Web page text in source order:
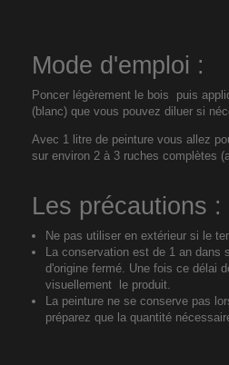
Mode d'emploi :
Poncer légèrement le bois puis
(blanc) que vous pouvez diluer si
Avec 1 litre de peinture vous allez
sur environ 2 à 3 ruches complètes
Les précautions :
Ne pas utiliser en extérieur si le
La conservation est de 1 an dans
d'origine fermé. Une fois ce délai
visuellement le produit.
La peinture ne se conserve pas
préparez que la quantité